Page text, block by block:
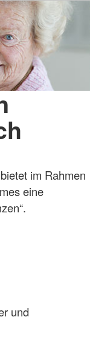
im Rahmen
eine
und